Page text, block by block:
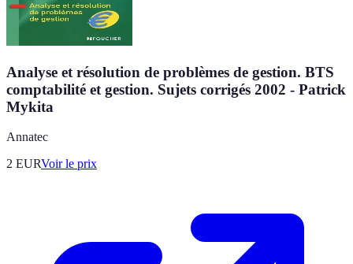
Analyse et résolution de problèmes de gestion. BTS
comptabilité et gestion. Sujets corrigés 2002 - Patrick
Mykita
Annatec
2 EURVoir le prix